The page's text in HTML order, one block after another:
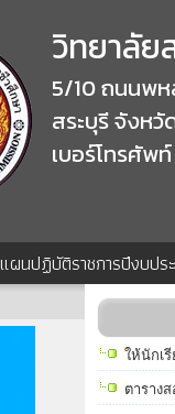
วิทยาลัย
5/10 ถนนพห
สระบุรี จังห
เบอร์โทรศัพ
แผนปฏิบัติราชการปีงบป
ให้นักเ
ตาราง